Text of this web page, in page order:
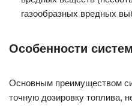
газообразных вредных
Особенности
Основным преимуществом
точную дозировку топлива,